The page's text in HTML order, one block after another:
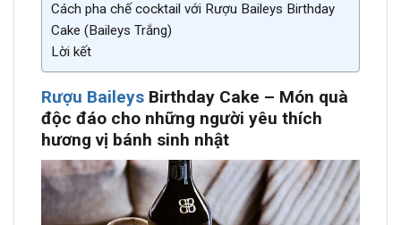
Cách pha chế cocktail với Rượu Baileys Birthday
Cake (Baileys Trắng)
Lời kết
Rượu Baileys Birthday Cake – Món quà
độc đáo cho những người yêu thích
hương vị bánh sinh nhật